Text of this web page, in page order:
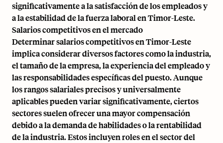
significativamente a la satisfacción de los empleados y
a la estabilidad de la fuerza laboral en Timor-Leste.
Salarios competitivos en el mercado
Determinar salarios competitivos en Timor-Leste
implica considerar diversos factores como la industria,
el tamaño de la empresa, la experiencia del empleado y
las responsabilidades específicas del puesto. Aunque
los rangos salariales precisos y universalmente
aplicables pueden variar significativamente, ciertos
sectores suelen ofrecer una mayor compensación
debido a la demanda de habilidades o la rentabilidad
de la industria. Estos incluyen roles en el sector del